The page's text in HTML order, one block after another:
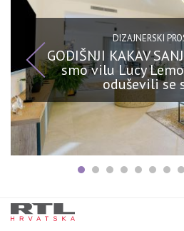
DIZAJNERSKI
GODIŠNJI KAKAV
smo vilu Lucy
oduševili se